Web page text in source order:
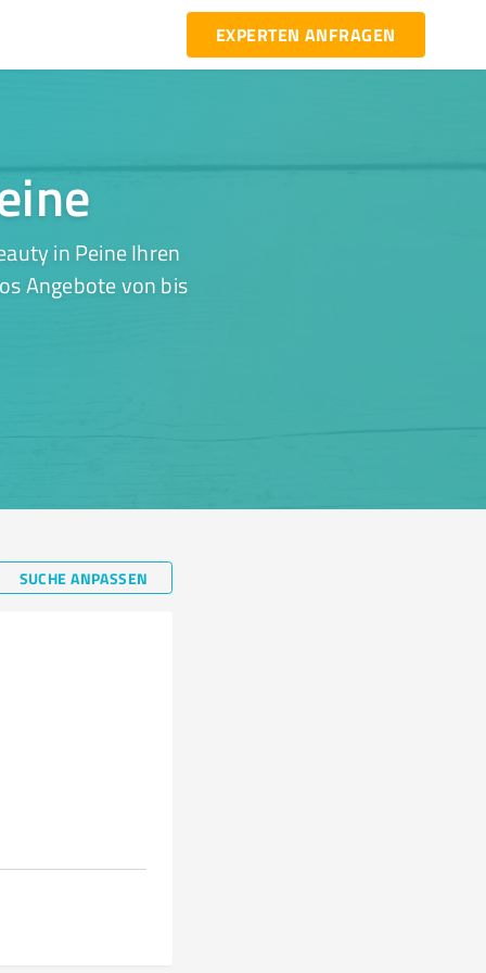
EXPERTEN ANFRAGEN
in Peine Ihren
Angebote von bis
SUCHE ANPASSEN